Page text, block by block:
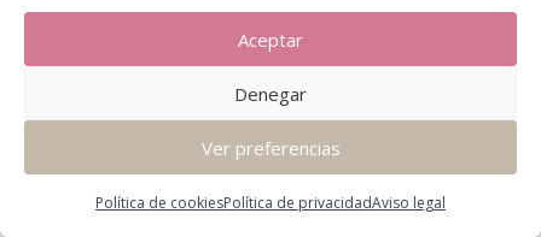
Aceptar
Denegar
Ver preferencias
Política de cookiesPolítica de privacidadAviso legal